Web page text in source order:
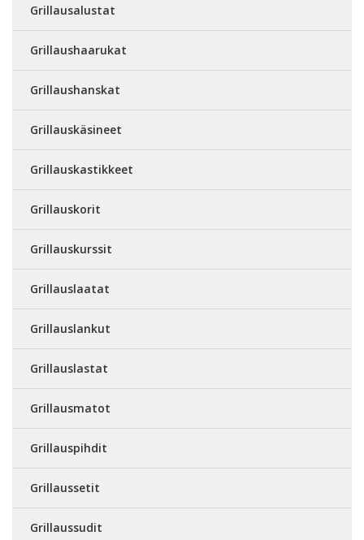
Grillausalustat
Grillaushaarukat
Grillaushanskat
Grillauskäsineet
Grillauskastikkeet
Grillauskorit
Grillauskurssit
Grillauslaatat
Grillauslankut
Grillauslastat
Grillausmatot
Grillauspihdit
Grillaussetit
Grillaussudit